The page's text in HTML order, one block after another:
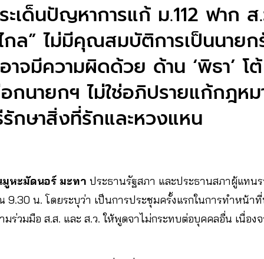
ระเด็นปัญหาการแก้ ม.112 ฟาก
กล” ไม่มีคุณสมบัติการเป็นนาย
าจมีความผิดด้วย ด้าน ‘พิธา’ โ
กนายกฯ ไม่ใช่อภิปรายแก้กฎหม
กษาสิ่งที่รักและหวงแหน
หะมัดนอร์ มะทา ประธานรัฐสภา และประธานสภาผู้แทน
9.30 น. โดยระบุว่า เป็นการประชุมครั้งแรกในการทำหน้า
ร่วมมือ ส.ส. และ ส.ว. ให้พูดจาไม่กระทบต่อบุคคลอื่น เนื่อง